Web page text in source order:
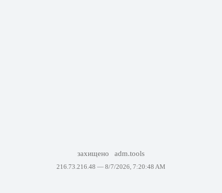
захищено adm.tools
216.73.216.48 — 8/7/2026, 7:20:48 AM